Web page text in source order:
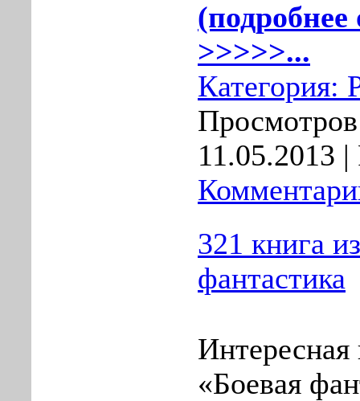
(подробнее
>>>>>...
Категория:
11.05.2013 |
321 книга
фантастика
«Боевая